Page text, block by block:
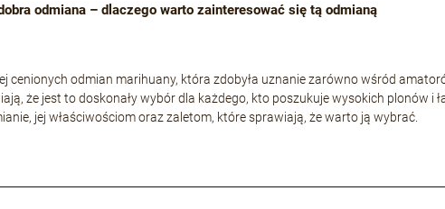
odmiana – dlaczego warto zainteresować się tą odmianą
cenionych odmian marihuany, która zdobyła uznanie zarówno wśród
że jest to doskonały wybór dla każdego, kto poszukuje wysokich plonów i
jej właściwościom oraz zaletom, które sprawiają, że warto ją wybrać.